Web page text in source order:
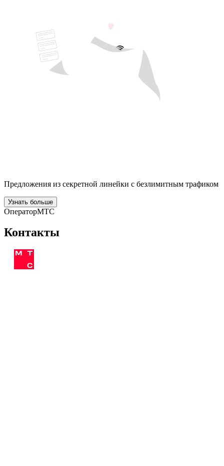
Предложения из секретной линейки с безлимитным трафиком
Узнать больше
ОператорМТС
Контакты